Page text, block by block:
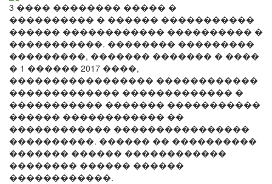
3 ���� �������� ����� �
���������� � ������ �����������
������ ������������ ���������� �
�����������. �������� ���������
���������, ������� ������� � ����
� 1 ������ 2017 ����,
����������������� ������������
������������� ������������� �
����������� ������� �����������
������ ������������ ��
������������ ����������������
����������. ������ �� ����������
������� ������ ������������
�������� ������ ������
������������.